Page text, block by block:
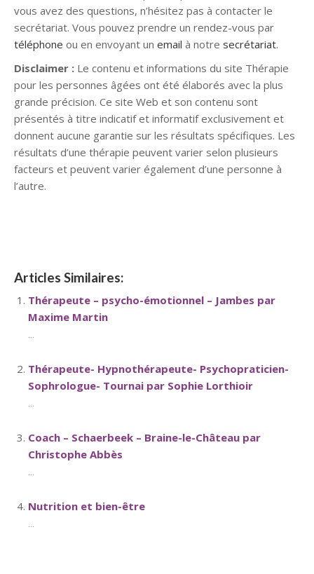
vous avez des questions, n’hésitez pas à contacter le
secrétariat. Vous pouvez prendre un rendez-vous par
téléphone ou en envoyant un email à notre secrétariat.
Disclaimer : Le contenu et informations du site Thérapie
pour les personnes âgées ont été élaborés avec la plus
grande précision. Ce site Web et son contenu sont
présentés à titre indicatif et informatif exclusivement et
donnent aucune garantie sur les résultats spécifiques. Les
résultats d’une thérapie peuvent varier selon plusieurs
facteurs et peuvent varier également d’une personne à
l’autre.
Articles Similaires:
Thérapeute – psycho-émotionnel – Jambes par
Maxime Martin
...
Thérapeute- Hypnothérapeute- Psychopraticien-
Sophrologue- Tournai par Sophie Lorthioir
...
Coach – Schaerbeek – Braine-le-Château par
Christophe Abbès
...
Nutrition et bien-être
...